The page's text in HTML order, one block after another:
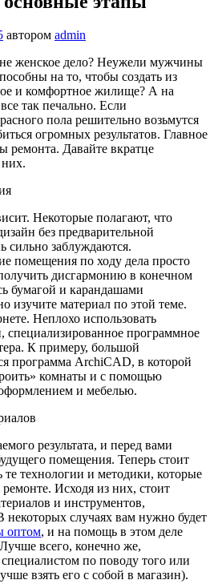
автором admin
не женское дело? Неужели мужчины
на то, чтобы создать из
и комфортное жилище? А на
так печально. Если
пола решительно возьмутся
огромных результатов. Главное
ремонта. Давайте вкратце
Некоторые полагают, что
без предварительной
сильно заблуждаются.
помещения по ходу дела просто
дисгармонию в конечном
бумагой и карандашами
изучите материал по этой теме.
Неплохо использовать
специализированное программное
К примеру, большой
программа ArchiCAD, в которой
комнаты и с помощью
и мебелью.
результата, и перед вами
помещения. Теперь стоит
те технологии и методики, которые
ремонте. Исходя из них, стоит
и инструментов,
некоторых случаях вам нужно будет
оптом, и на помощь в этом деле
всего, конечно же,
специалистом по поводу того или
взять его с собой в магазин).